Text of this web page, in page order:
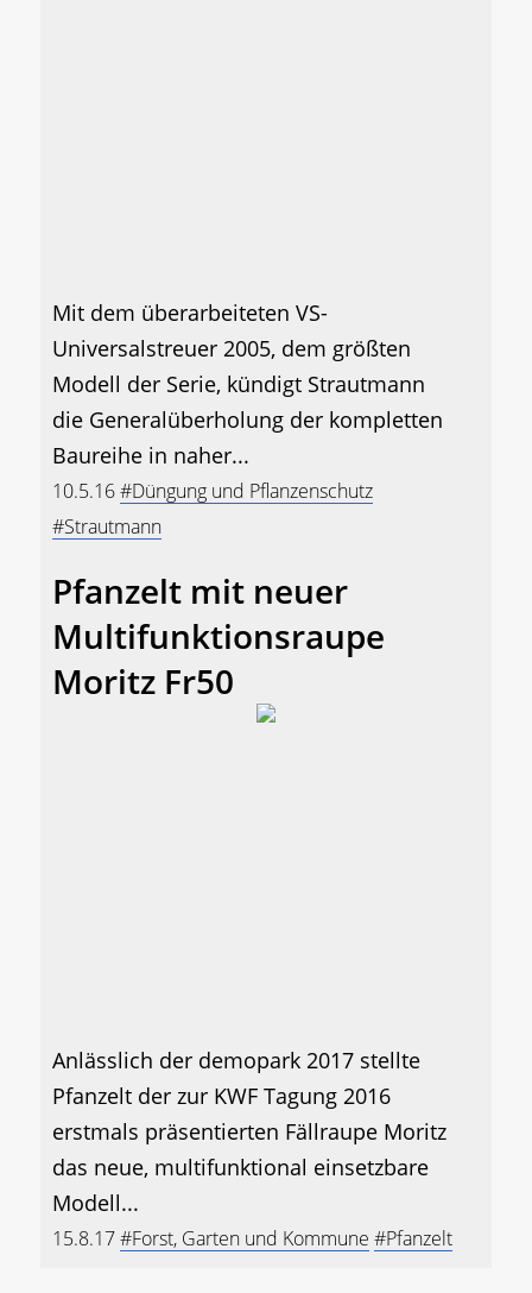
Mit dem überarbeiteten VS-
Universalstreuer 2005, dem größten
Modell der Serie, kündigt Strautmann
die Generalüberholung der kompletten
Baureihe in naher...
10.5.16#Düngung und Pflanzenschutz
#Strautmann
Pfanzelt mit neuer
Multifunktionsraupe
Moritz Fr50
Anlässlich der demopark 2017 stellte
Pfanzelt der zur KWF Tagung 2016
erstmals präsentierten Fällraupe Moritz
das neue, multifunktional einsetzbare
Modell...
15.8.17#Forst, Garten und Kommune #Pfanzelt